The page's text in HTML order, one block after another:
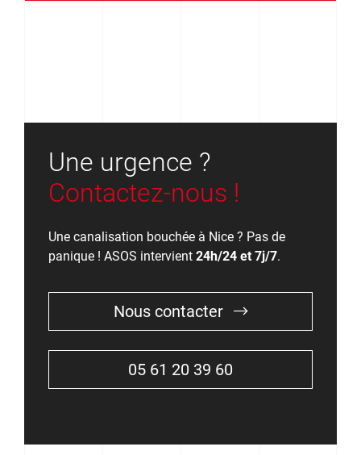
Une urgence ?
Contactez-nous !
Une canalisation bouchée à Nice ? Pas de
panique ! ASOS intervient 24h/24 et 7j/7.
Nous contacter
05 61 20 39 60